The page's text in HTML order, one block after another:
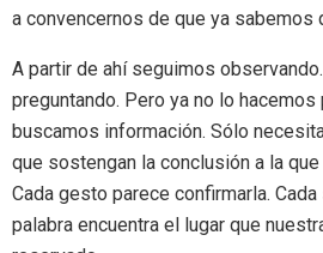
a convencernos de que ya sabemos
A partir de ahí seguimos
preguntando. Pero ya no lo hacemos
buscamos información. Sólo
que sostengan la conclusión a la
Cada gesto parece confirmarla.
palabra encuentra el lugar que